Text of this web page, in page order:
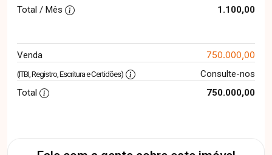
Total / Mês
1.100,00
Venda 750.000,00
(ITBI, Registro, Escritura e Certidões)
Consulte-nos
Total
750.000,00